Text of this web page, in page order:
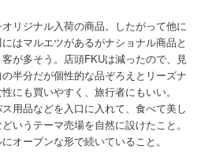
リジナル入荷の商品。したがって他に
はマルエツがあるがナショナル商品と
が多そう。店頭FKUは減ったので、見
半分だが個性的な品ぞろえとリーズナ
にも買いやすく、旅行者にもいい。
用品などを入口に入れて、食べて美し
いうテーマ売場を自然に設けたこと。
オープンな形で続いていること。